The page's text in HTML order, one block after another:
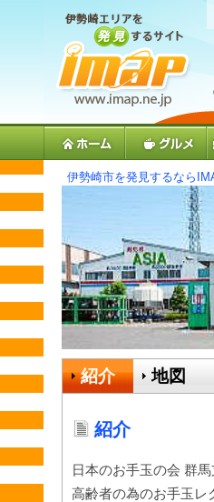
伊勢崎市を発見するなら
紹介 地図
紹介
日本のお手玉の会 群
高齢者の為のお手玉レ